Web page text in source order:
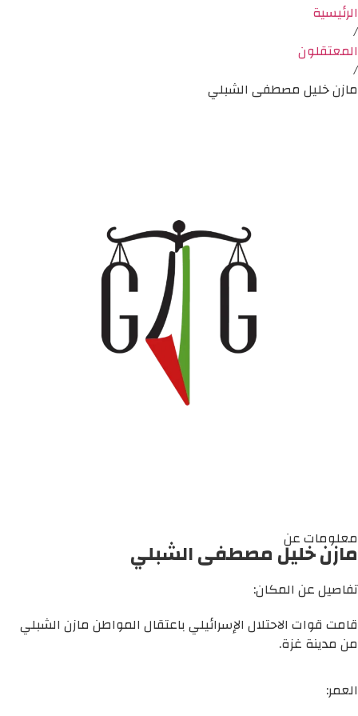
الرئيسية
/
المعتقلون
/
مازن خليل مصطفى الشبلي
معلومات عن
مازن خليل مصطفى الشبلي
تفاصيل عن المكان:
قامت قوات الاحتلال الإسرائيلي باعتقال المواطن مازن الشبلي
من مدينة غزة.
العمر: